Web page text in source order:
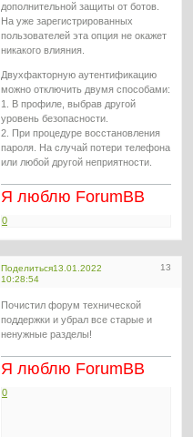
дополнительной защиты от ботов.
На уже зарегистрированных
пользователей эта опция не окажет
никакого влияния.
Двухфакторную аутентификацию
можно отключить двумя способами:
1. В профиле, выбрав другой
уровень безопасности.
2. При процедуре восстановления
пароля. На случай потери телефона
или любой другой неприятности.
Я люблю ForumBB
0
Поделиться 13
13.01.2022
10:28:54
Почистил форум технической
поддержки и убрал все старые и
ненужные разделы!
Я люблю ForumBB
0